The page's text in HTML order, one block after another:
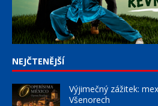
NEJČTENĚJŠÍ
Výjimečný zážitek:
Všenorech